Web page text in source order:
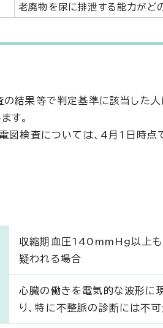
老廃物を尿に排泄する能力がど
結果等で判定基準に該当した
す。
図検査については、4月1日時
収縮期血圧140mmHg以上も
疑われる場合
心臓の働きを電気的な波形に
り、特に不整脈の診断には不可